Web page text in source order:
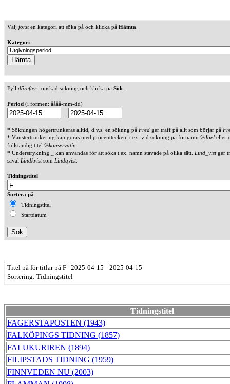
Välj försten kategori att söka på och klicka på Hämta
Kategori
Fyll därefteri önskad sökning och klicka på Sök
Period (i formen: åååå-mm-dd)
--
* Sökningen högertrunkeras alltid, d.v.s. en söknng på Fred ger träff på allt som börjar på
* Vänstertrunkering kan göras med procenttecken, t.ex. vid sökning på förnamn %Joel eller
fullständig titel %konservativ
* Understrykning _ kan användas för att söka t.ex. namn stavade på olika sätt. Lind_vistger
såväl Lindkvistsom Lindqvist.
Tidningstitel
Sortera på
Tidningstitel
Startdatum
Titel på för titlar på F 2025-04-15- -2025-04-15
Sortering: Tidningstitel
Tidningstitel
FAGERSTAPOSTEN (1943)
FALKÖPINGS TIDNING (1857)
FALUKURIREN (1894)
FILIPSTADS TIDNING (1959)
FINNVEDEN NU (2003)